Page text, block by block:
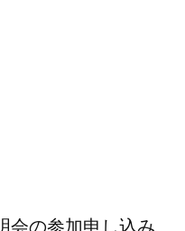
会の参加申し込み